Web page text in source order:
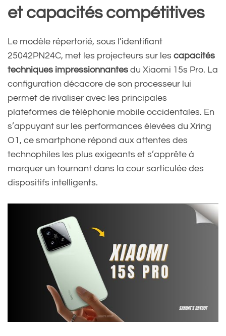
et capacités compétitives
Le modèle répertorié, sous l’identifiant
25042PN24C, met les projecteurs sur les capacités
techniques impressionnantes du Xiaomi 15s Pro. La
configuration décacore de son processeur lui
permet de rivaliser avec les principales
plateformes de téléphonie mobile occidentales. En
s’appuyant sur les performances élevées du Xring
O1, ce smartphone répond aux attentes des
technophiles les plus exigeants et s’apprête à
marquer un tournant dans la cour sarticulée des
dispositifs intelligents.